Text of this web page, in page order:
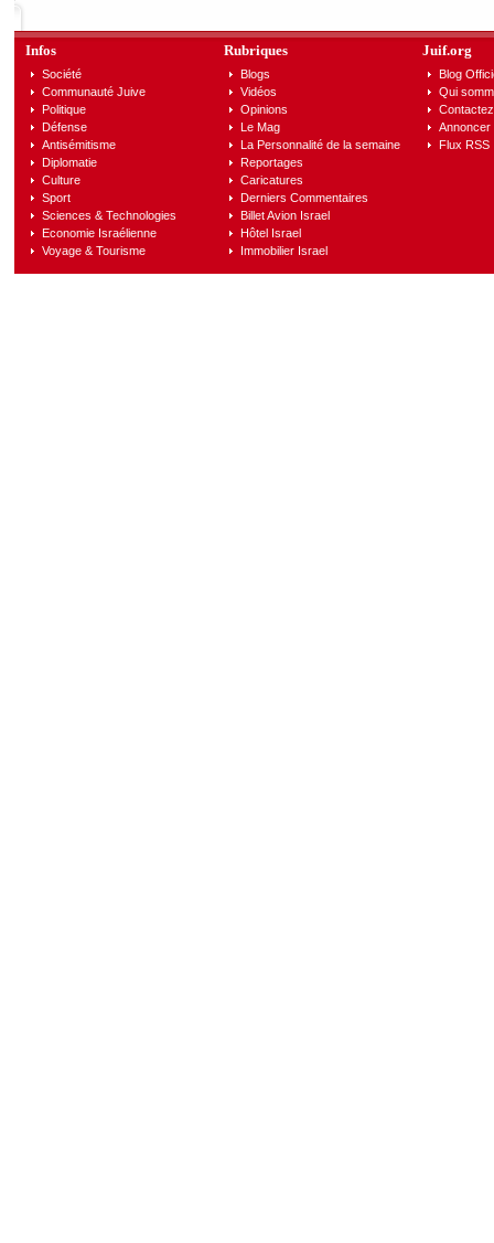
Infos
Société
Communauté Juive
Politique
Défense
Antisémitisme
Diplomatie
Culture
Sport
Sciences & Technologies
Economie Israélienne
Voyage & Tourisme
Rubriques
Blogs
Vidéos
Opinions
Le Mag
La Personnalité de la semaine
Reportages
Caricatures
Derniers Commentaires
Billet Avion Israel
Hôtel Israel
Immobilier Israel
Juif.org
Blog
Qui
Annoncer
Flux RSS